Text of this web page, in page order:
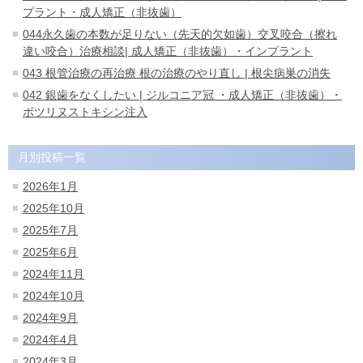
プラント・成人矯正（非抜歯）
044永久歯の本数が足りない（先天的欠如歯）交叉咬合（擦れ
違い咬合）治療相談| 成人矯正（非抜歯）・インプラント
043 根管治療の再治療 根の治療のやり直し | 根尖病巣の消失
042 銀歯をなくしたい | ジルコニア冠 ・成人矯正（非抜歯）・
ボツリヌストキシン注入
月別投稿一覧
2026年1月
2025年10月
2025年7月
2025年6月
2024年11月
2024年10月
2024年9月
2024年4月